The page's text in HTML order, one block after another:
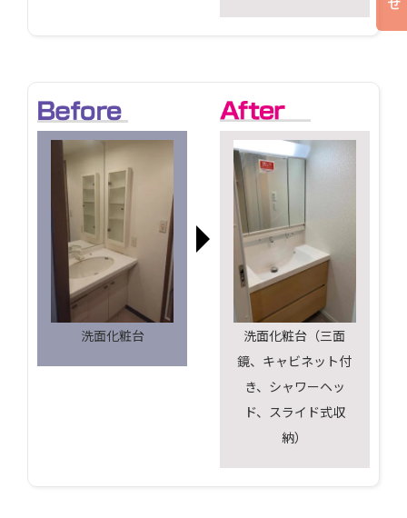
洗面化粧台
洗面化粧台（三面
鏡、キャビネット付
き、シャワーヘッ
ド、スライド式収
納）